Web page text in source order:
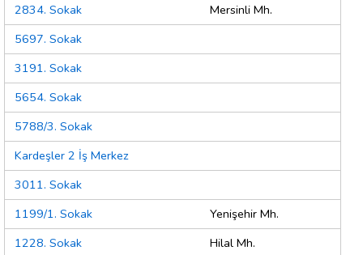
2834. Sokak
Mersinli Mh.
5697. Sokak
3191. Sokak
5654. Sokak
5788/3. Sokak
Kardeşler 2 İş Merkez
3011. Sokak
1199/1. Sokak
Yenişehir Mh.
1228. Sokak
Hilal Mh.